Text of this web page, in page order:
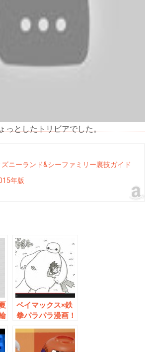
っとしたトリビアでした。
ニーランド&シーファミリー裏技ガイド
年版
ベイマックス×鉄
拳パラパラ漫画！
リジナルPVが素
敵